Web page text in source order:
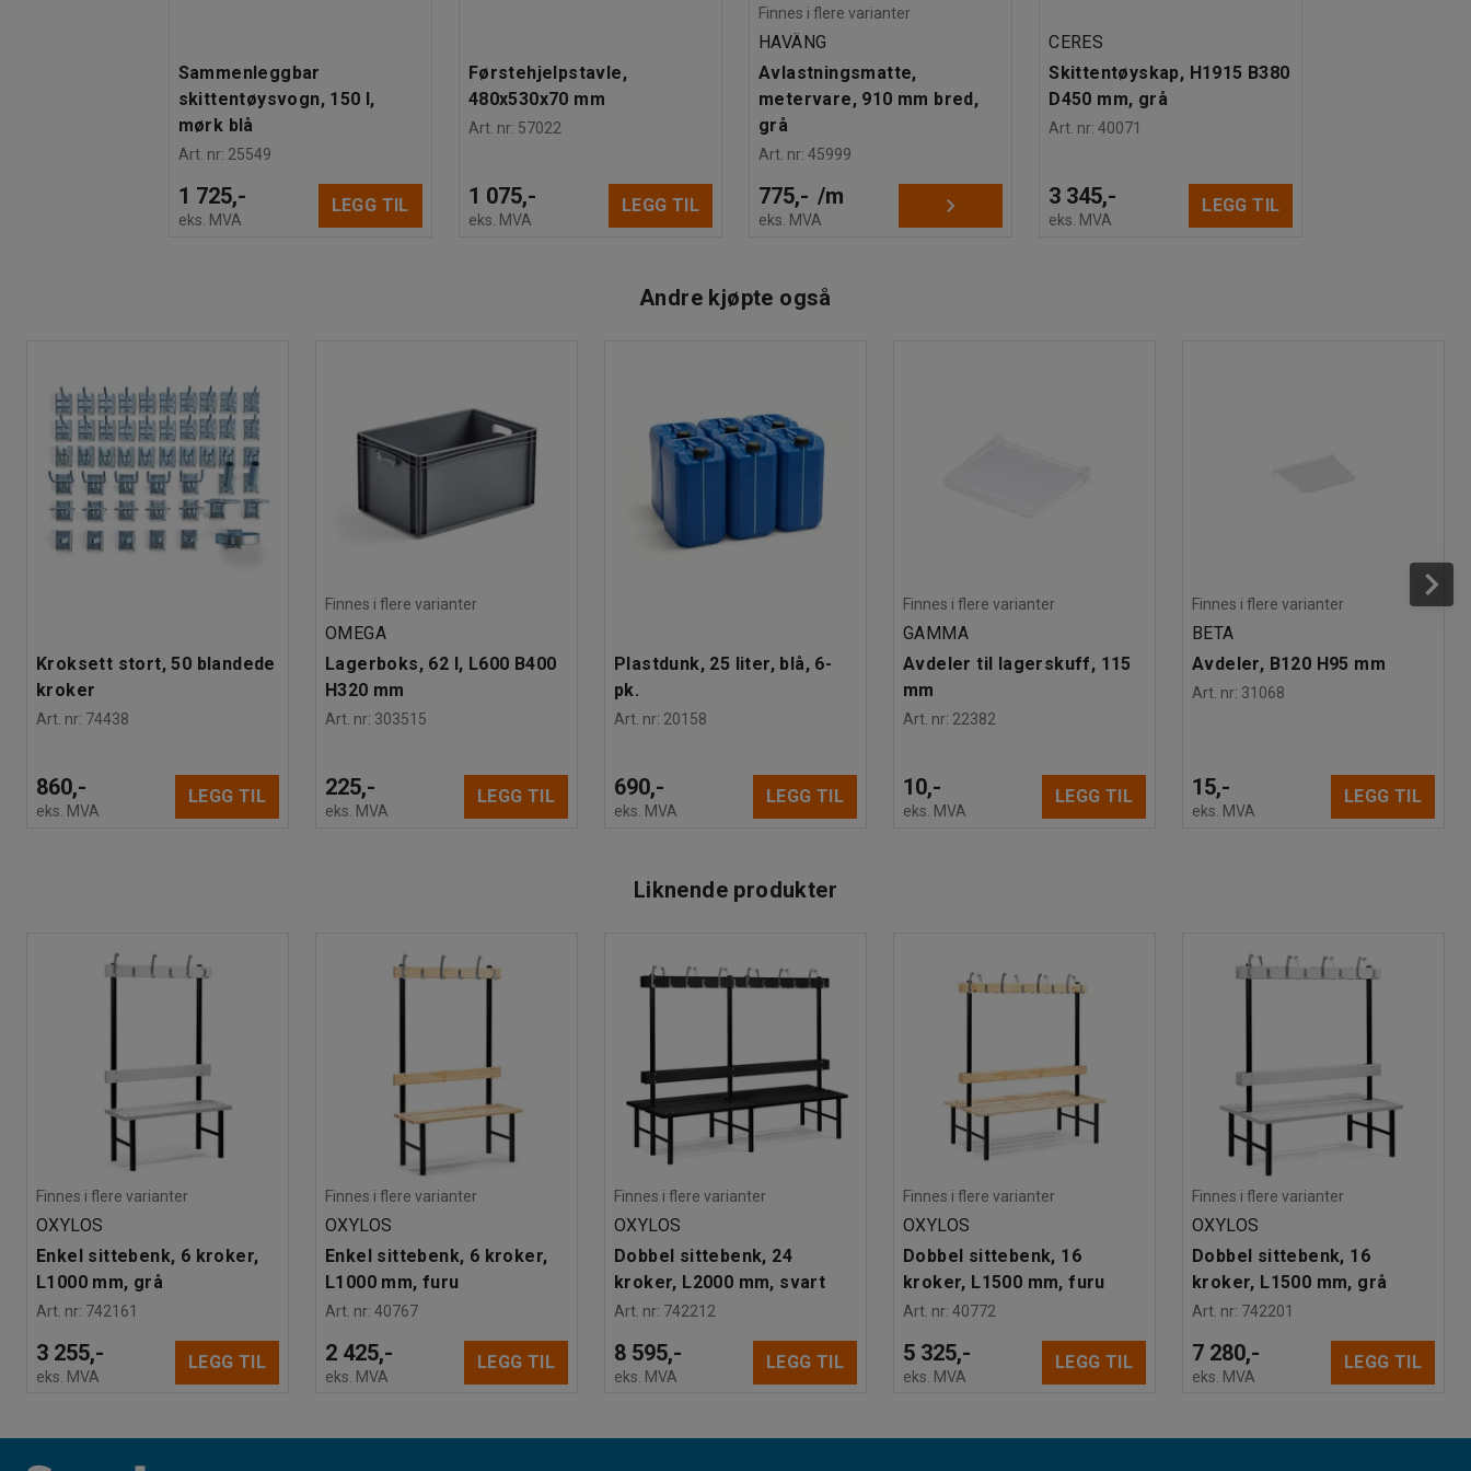
Sammenleggbar
skittentøysvogn, 150 l,
mørk blå
Art. nr: 25549
1 725,-
eks. MVA
LEGG TIL
Førstehjelpstavle,
480x530x70 mm
Art. nr: 57022
1 075,-
eks. MVA
LEGG TIL
Finnes i flere varianter
HAVÄNG
Avlastningsmatte,
metervare, 910 mm bred,
grå
Art. nr: 45999
775,- /m
eks. MVA
CERES
Skittentøyskap, H1915 B380
D450 mm, grå
Art. nr:40071
3 345,-
eks. MVA
LEGG TIL
Andre kjøpte også
Kroksett stort, 50 blandede
kroker
Art. nr: 74438
860,-
eks. MVA
LEGG TIL
Finnes i flere varianter
OMEGA
Lagerboks, 62 l, L600 B400
H320 mm
Art. nr: 303515
225,-
eks. MVA
LEGG TIL
Plastdunk, 25 liter, blå, 6-
pk.
Art. nr: 20158
690,-
eks. MVA
LEGG TIL
Finnes i flere varianter
GAMMA
Avdeler til lagerskuff, 115
mm
Art. nr: 22382
10,-
eks. MVA
LEGG TIL
Finnes i flere varianter
BETA
Avdeler, B120 H95 mm
Art. nr: 31068
15,-
eks. MVA
LEGG TIL
Liknende produkter
Finnes i flere varianter
OXYLOS
Enkel sittebenk, 6 kroker,
L1000 mm, grå
Art. nr: 742161
3 255,-
eks. MVA
LEGG TIL
Finnes i flere varianter
OXYLOS
Enkel sittebenk, 6 kroker,
L1000 mm, furu
Art. nr: 40767
2 425,-
eks. MVA
LEGG TIL
Finnes i flere varianter
OXYLOS
Dobbel sittebenk, 24
kroker, L2000 mm, svart
Art. nr: 742212
8 595,-
eks. MVA
LEGG TIL
Finnes i flere varianter
OXYLOS
Dobbel sittebenk, 16
kroker, L1500 mm, furu
Art. nr: 40772
5 325,-
eks. MVA
LEGG TIL
Finnes i flere varianter
OXYLOS
Dobbel sittebenk, 16
kroker, L1500 mm, grå
Art. nr: 742201
7 280,-
eks. MVA
LEGG TIL